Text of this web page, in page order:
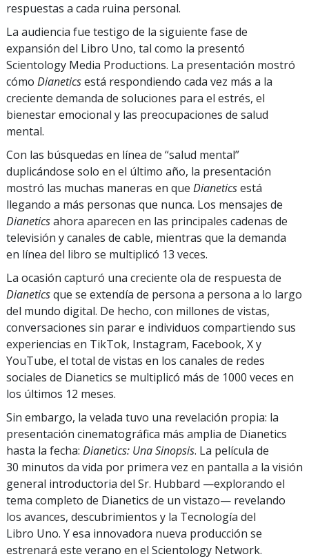
respuestas a cada ruina personal.
La audiencia fue testigo de la siguiente fase de
expansión del Libro Uno, tal como la presentó
Scientology Media Productions. La presentación mostró
cómo Dianeticsestá respondiendo cada vez más a la
creciente demanda de soluciones para el estrés, el
bienestar emocional y las preocupaciones de salud
mental.
Con las búsquedas en línea de “salud mental”
duplicándose solo en el último año, la presentación
mostró las muchas maneras en que Dianeticsestá
llegando a más personas que nunca. Los mensajes de
Dianeticsahora aparecen en las principales cadenas de
televisión y canales de cable, mientras que la demanda
en línea del libro se multiplicó 13 veces.
La ocasión capturó una creciente ola de respuesta de
Dianeticsque se extendía de persona a persona a lo largo
del mundo digital. De hecho, con millones de vistas,
conversaciones sin parar e individuos compartiendo sus
experiencias en TikTok, Instagram, Facebook, X y
YouTube, el total de vistas en los canales de redes
sociales de Dianetics se multiplicó más de 1000 veces en
los últimos 12 meses.
Sin embargo, la velada tuvo una revelación propia: la
presentación cinematográfica más amplia de Dianetics
hasta la fecha: Dianetics: Una Sinopsis. La película de
30 minutos da vida por primera vez en pantalla a la visión
general introductoria del Sr. Hubbard —explorando el
tema completo de Dianetics de un vistazo— revelando
los avances, descubrimientos y la Tecnología del
Libro Uno. Y esa innovadora nueva producción se
estrenará este verano en el Scientology Network.